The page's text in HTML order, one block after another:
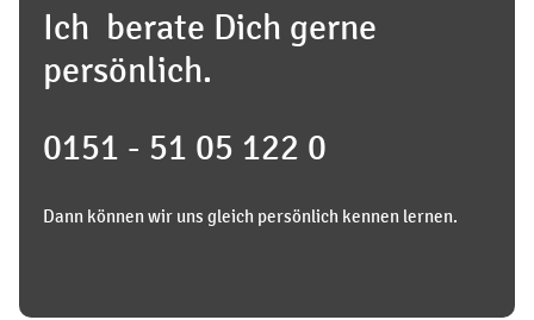
Ich berate Dich gerne
persönlich.
0151 - 51 05 122 0
Dann können wir uns gleich persönlich kennen lernen.